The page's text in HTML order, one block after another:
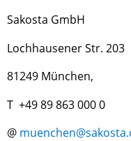
Sakosta GmbH
Lochhausener Str. 203
81249 München,
T +49 89 863 000 0
@